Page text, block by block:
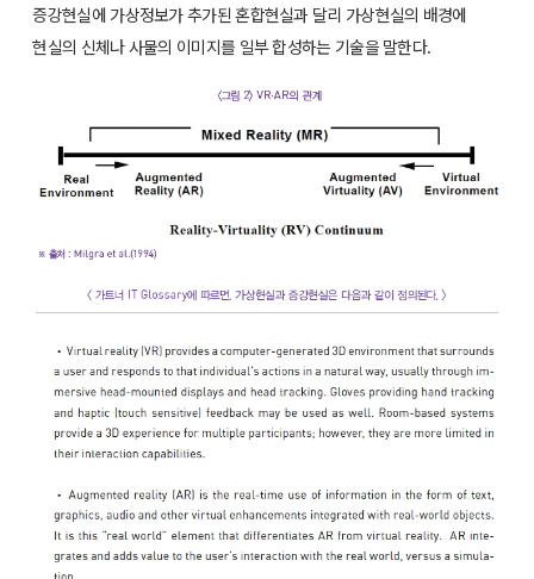
증강현실에 가상정보가 추가된 혼합현실과 달리 가상현실의 배경에
현실의 신체나 사물의 이미지를 일부 합성하는 기술을 말한다.